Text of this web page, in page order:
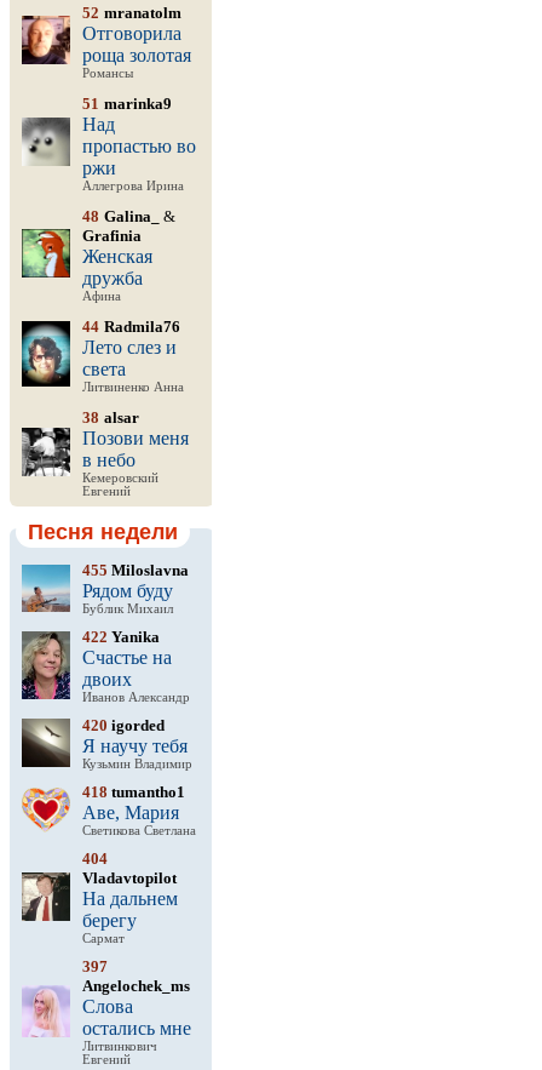
52 mranatolm
Отговорила
роща золотая
Романсы
51 marinka9
Над
пропастью во
ржи
Аллегрова Ирина
48 Galina_
&
Grafinia
Женская
дружба
Афина
44 Radmila76
Лето слез и
света
Литвиненко Анна
38 alsar
Позови меня
в небо
Кемеровский
Евгений
Песня недели
455 Miloslavna
Рядом буду
Бублик Михаил
422 Yanika
Счастье на
двоих
Иванов Александр
420 igorded
Я научу тебя
Кузьмин Владимир
418 tumantho1
Аве, Мария
Светикова Светлана
404
Vladavtopilot
На дальнем
берегу
Сармат
397
Angelochek_ms
Слова
остались мне
Литвинкович
Евгений